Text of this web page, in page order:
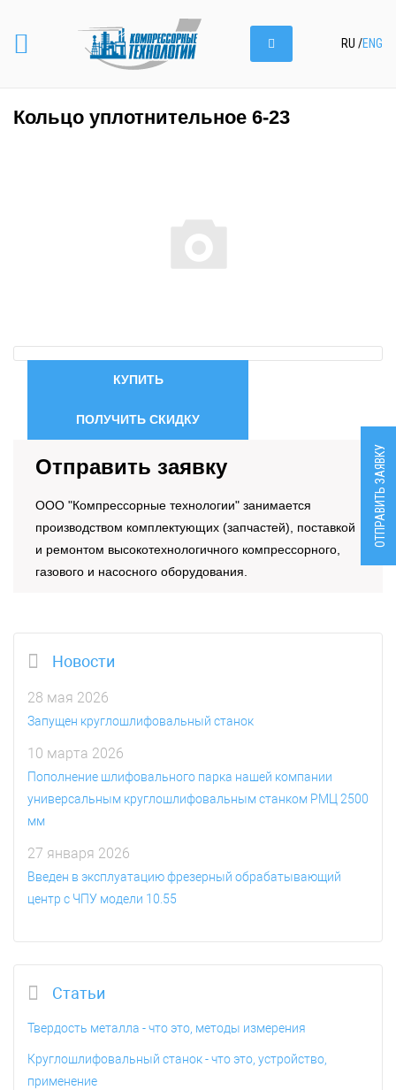
RU /ENG
Кольцо уплотнительное 6-23
КУПИТЬ
ПОЛУЧИТЬ СКИДКУ
Отправить заявку
OOO "Компрессорные технологии" занимается
производством комплектующих (запчастей), поставкой
и ремонтом высокотехнологичного компрессорного,
газового и насосного оборудования.
Новости
28 мая 2026
Запущен круглошлифовальный станок
10 марта 2026
Пополнение шлифовального парка нашей компании
универсальным круглошлифовальным станком РМЦ 2500
мм
27 января 2026
Введен в эксплуатацию фрезерный обрабатывающий
центр с ЧПУ модели 10.55
Статьи
Твердость металла - что это, методы измерения
Круглошлифовальный станок - что это, устройство,
применение
ОТПРАВИТЬ ЗАЯВКУ